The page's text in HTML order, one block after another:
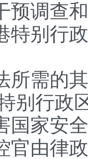
预调查
特别行
所需的
别行政
国家安
官由律